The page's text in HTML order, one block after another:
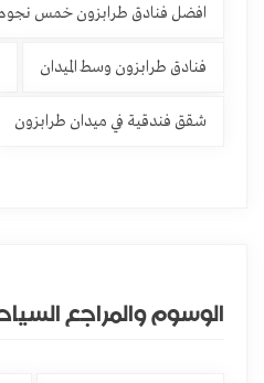
افضل فنادق طرابزون خمس
فنادق طرابزون وسط الميدان
شقق فندقية في ميدان طرابزون
الوسوم والمراجع